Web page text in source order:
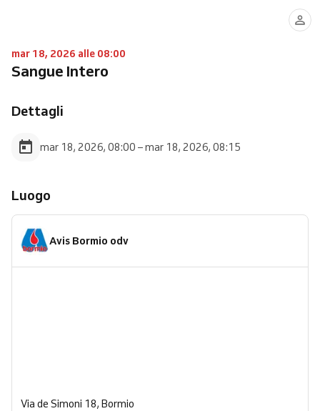
mar 18, 2026 alle 08:00
Sangue Intero
Dettagli
mar 18, 2026, 08:00 – mar 18, 2026, 08:15
Luogo
Avis Bormio odv
Via de Simoni 18, Bormio